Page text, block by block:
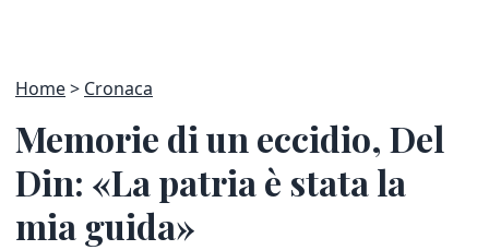
Home Cronaca
Memorie di un eccidio, Del
Din: «La patria è stata la
mia guida»